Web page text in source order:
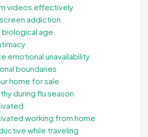
videos effectively
addiction
age
emotional unavailability
boundaries
home for sale
during flu season
working from home
while traveling